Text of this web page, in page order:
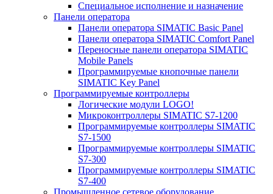
Специальное исполнение и назначение
Панели оператора
Панели оператора SIMATIC Basic Panel
Панели оператора SIMATIC Comfort Panel
Переносные панели оператора SIMATIC
Mobile Panels
Программируемые кнопочные панели
SIMATIC Key Panel
Программируемые контроллеры
Логические модули LOGO!
Микроконтроллеры SIMATIC S7-1200
Программируемые контроллеры SIMATIC
S7-1500
Программируемые контроллеры SIMATIC
S7-300
Программируемые контроллеры SIMATIC
S7-400